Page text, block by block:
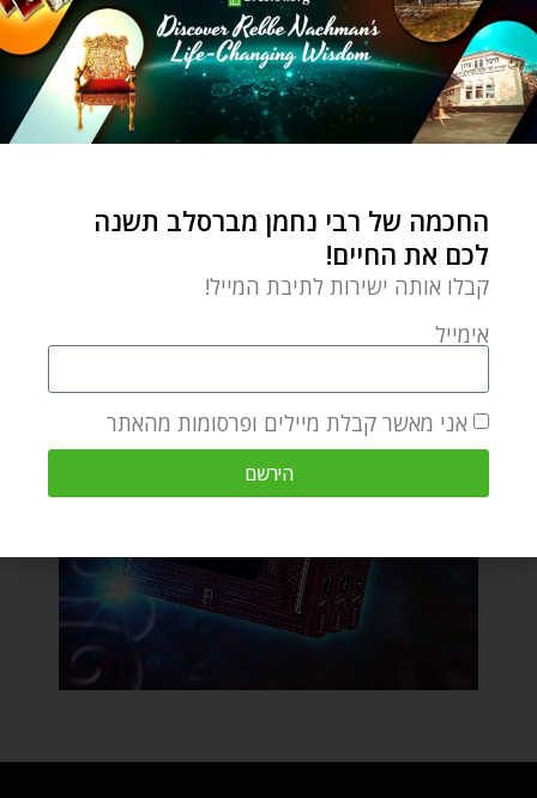
החכמה של רבי נחמן מברסלב תשנה
לכם את החיים!
קבלו אותה ישירות לתיבת המייל!
אימייל
אני מאשר קבלת מיילים ופרסומות מהאתר
הירשם